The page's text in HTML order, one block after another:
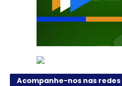
Acompanhe-nos nas redes